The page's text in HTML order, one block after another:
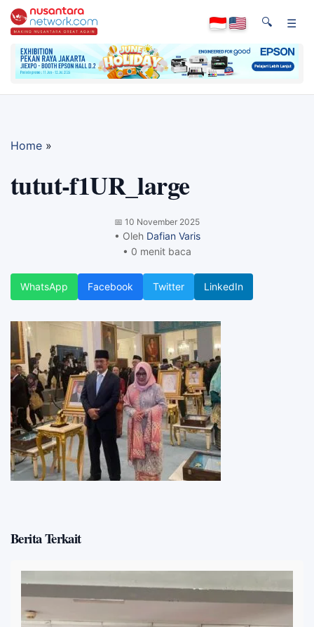
🔍 ☰
Home »
tutut-f1UR_large
📅 10 November 2025
• Oleh Dafian Varis
• 0 menit baca
WhatsApp Facebook Twitter LinkedIn
Berita Terkait